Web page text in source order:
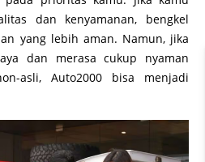
dan kenyamanan, bengkel
yang lebih aman. Namun, jika
dan merasa cukup nyaman
asli, Auto2000 bisa menjadi